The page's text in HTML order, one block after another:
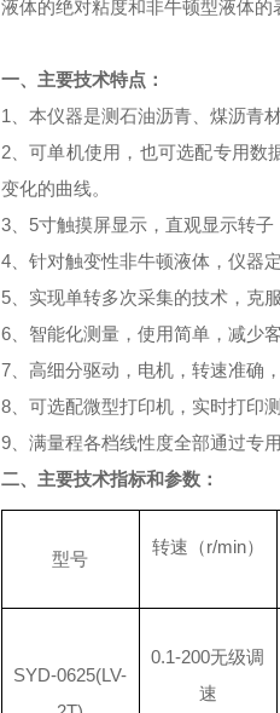
液体的绝对粘度和非牛顿型液体的
一、 主要技术特点 ：
1、 本仪器是测石油沥青、煤沥青
2、可单机使用，也可选配专用数
变化的曲线。
3、5寸触摸屏显示，直观显示转
4、针对触变性非牛顿液体，仪器
5、实现单转多次采集的技术，克
6、智能化测量，使用简单，减少
7、高细分驱动，电机，转速准确
8、可选配微型打印机，实时打印
9、满量程各档线性度全部通过专
二、 主要技术指标和参数：
型号
转速（r/min）
SYD-0625(LV-
0.1-200无级调
速